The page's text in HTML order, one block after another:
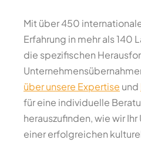
Mit über 450
Erfahrung in mehr als 140
die spezifischen
über unsere Expertise und
für eine individuelle
herauszufinden, wie wir
einer erfolgreichen